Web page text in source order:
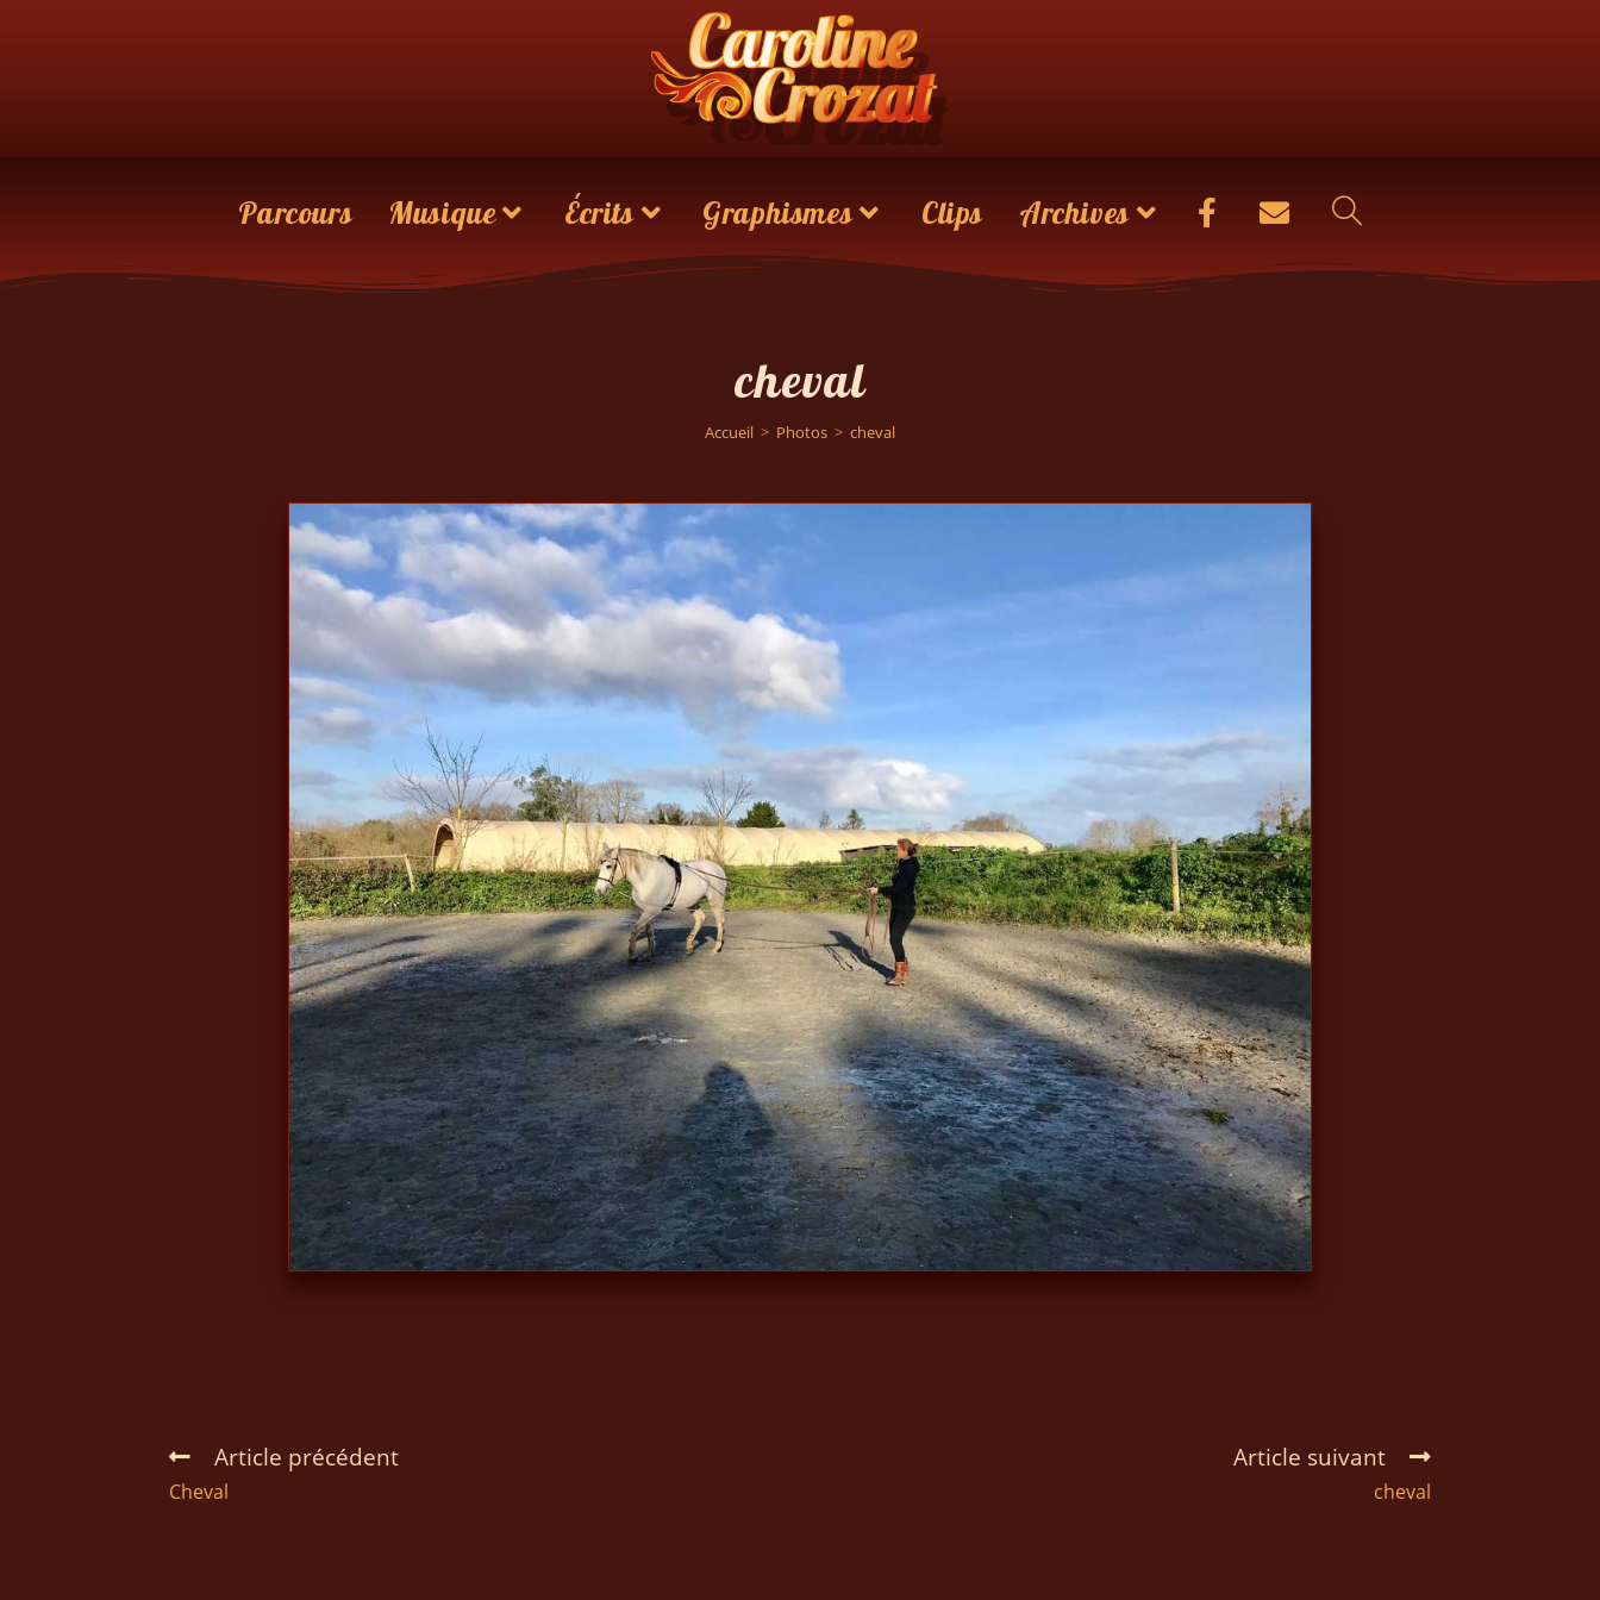
Parcours Musique Écrits Graphismes Clips Archives
cheval
Accueil > Photos > cheval
Article précédent
Cheval
Article suivant
cheval